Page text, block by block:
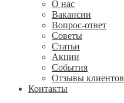
О нас
Вакансии
Вопрос-ответ
Советы
Статьи
Акции
События
Отзывы клиентов
Контакты